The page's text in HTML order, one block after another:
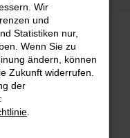
Wir
und
Statistiken nur,
Wenn Sie zu
ändern, können
Zukunft widerrufen.
der